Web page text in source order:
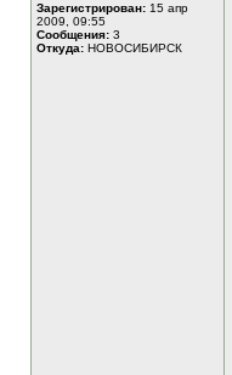
Зарегистрирован: 15 апр
2009, 09:55
Сообщения: 3
Откуда: НОВОСИБИРСК